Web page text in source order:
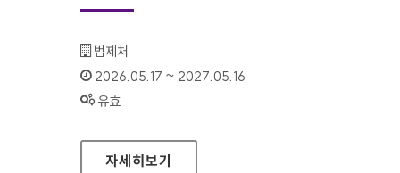
기관명 :
법제처
인증기간 :
2026.05.17 ~ 2027.05.16
상태 :
유효
세계법제정보센터
자세히보기